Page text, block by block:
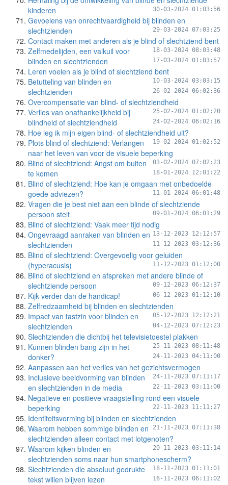
kinderen
30-03-2024 01:03:56
Gevoelens van onrechtvaardigheid bij blinden en
slechtzienden
29-03-2024 07:03:25
Contact maken met anderen als je blind of slechtziend bent
18-03-2024 08:03:48
Zelfmedelijden, een valkuil voor
blinden en slechtzienden
17-03-2024 01:03:57
Leren voelen als je blind of slechtziend bent
10-03-2024 03:03:15
Betutteling van blinden en
slechtzienden
26-02-2024 06:02:36
Overcompensatie van blind- of slechtziendheid
25-02-2024 01:02:20
Verlies van onafhankelijkheid bij
blindheid of slechtziendheid
24-02-2024 06:02:16
Hoe leg ik mijn eigen blind- of slechtziendheid uit?
19-02-2024 01:02:52
Plots blind of slechtziend: Verlangen
naar het leven van voor de visuele beperking
03-02-2024 07:02:23
Blind of slechtziend: Angst om buiten
te komen
18-01-2024 12:01:22
Blind of slechtziend: Hoe kan je omgaan met onbedoelde
goede adviezen?
11-01-2024 06:01:48
Vragen die je best niet aan een blinde of slechtziende
persoon stelt
09-01-2024 06:01:29
Blind of slechtziend: Vaak meer tijd nodig
13-12-2023 12:12:57
Ongevraagd aanraken van blinden en
slechtzienden
11-12-2023 03:12:36
Blind of slechtziend: Overgevoelig voor geluiden
(hyperacusis)
11-12-2023 01:12:00
Blind of slechtziend en afspreken met andere blinde of
slechtziende persoon
09-12-2023 06:12:37
Kijk verder dan de handicap! 06-12-2023 01:12:10
Zelfredzaamheid bij blinden en slechtzienden
05-12-2023 12:12:21
Impact van tastzin voor blinden en
slechtzienden
04-12-2023 07:12:23
Slechtzienden die dichtbij het televisietoestel plakken
25-11-2023 08:11:48
Kunnen blinden bang zijn in het
donker?
24-11-2023 04:11:00
Aanpassen aan het verlies van het gezichtsvermogen
24-11-2023 07:11:17
Inclusieve beeldvorming van blinden
en slechtzienden in de media
22-11-2023 03:11:00
Negatieve en positieve vraagstelling rond een visuele
beperking
22-11-2023 11:11:27
Identiteitsvorming bij blinden en slechtzienden
21-11-2023 07:11:38
Waarom hebben sommige blinden en
slechtzienden alleen contact met lotgenoten?
20-11-2023 03:11:14
Waarom kijken blinden en
slechtzienden soms naar hun smartphonescherm?
18-11-2023 01:11:01
Slechtzienden die absoluut gedrukte
tekst willen blijven lezen
16-11-2023 06:11:02